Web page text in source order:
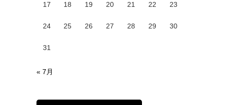
17 18 19 20 21 22 23
24 25 26 27 28 29 30
31
« 7月